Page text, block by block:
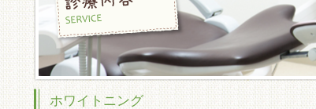
ホワイトニング